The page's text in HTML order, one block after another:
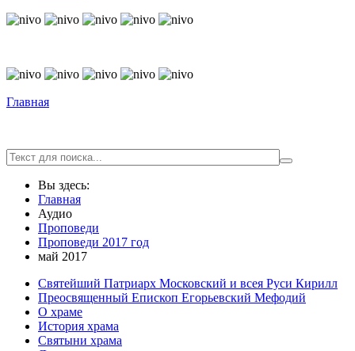
Главная
Вы здесь:
Главная
Аудио
Проповеди
Проповеди 2017 год
май 2017
Святейший Патриарх Московский и всея Руси Кирилл
Преосвященный Епископ Егорьевский Мефодий
О храме
История храма
Святыни храма